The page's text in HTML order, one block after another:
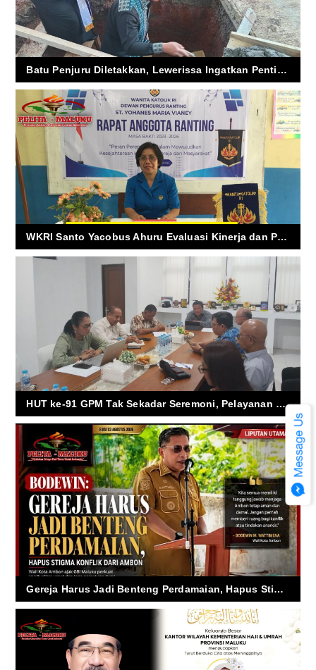
Batu Penjuru Diletakkan, Lewerissa Ingatkan Pentingnya Semangat dan Komitmen Jemaat
WKRI Santo Yacobus Ahuru Evaluasi Kinerja dan Pilih Pemimpin Baru di Tingkat Ranting
HUT ke-91 GPM Tak Sekadar Seremoni, Pelayanan Jadi Prioritas
Gereja Harus Jadi Benteng Perdamaian, Hapus Stigma Konflik dari Ambon